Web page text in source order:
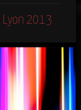
Lyon 2013